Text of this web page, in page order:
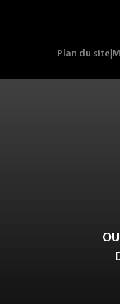
Plan du site